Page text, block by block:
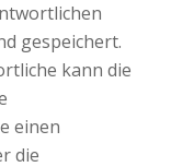
gespeichert.
kann die
einen
die